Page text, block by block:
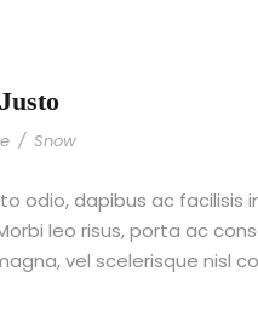
/ Snow
odio, dapibus ac facilisis
leo risus, porta ac
vel scelerisque nisl